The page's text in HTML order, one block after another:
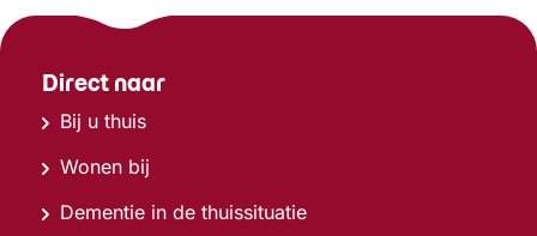
Direct naar
Bij u thuis
Wonen bij
Dementie in de thuissituatie